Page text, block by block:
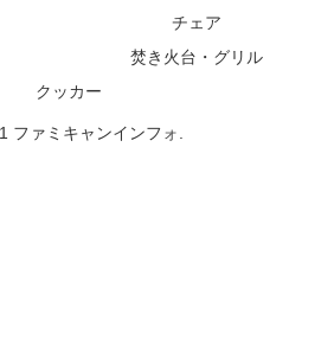
チェア
焚き火台・グリル
クッカー
ファミキャンインフォ.